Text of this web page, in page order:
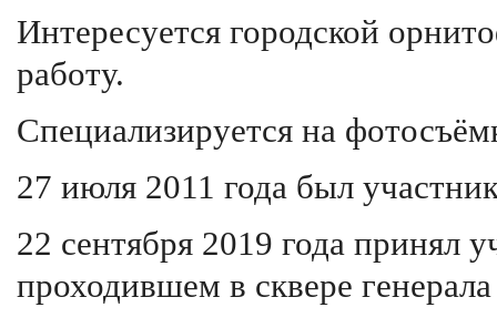
Интересуется городской
работу.
Специализируется на
27 июля 2011 года был
22 сентября 2019 года принял
проходившем в сквере